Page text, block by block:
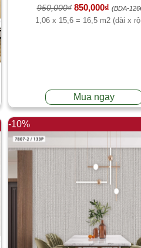
3
950,000₫ 850,000₫ (BDA-
1,06 x 15,6 = 16,5 m2 (dài x
Mua ngay
-10%